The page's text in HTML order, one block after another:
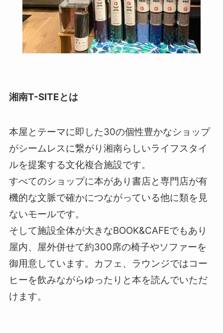
湘南T-SITEとは
本屋とテーマに即した30の個性豊かなショップ
がシームレスに繋がり湘南らしいライフスタイ
ルを提案する文化複合施設です。
すべてのショップに本があり書店と専門店が有
機的な文脈で確かにつながっている他に類を見
ないモールです。
そして施設全体が大きなBOOK&CAFEでもあり
屋内、屋外併せて約300席の椅子やソファーを
御用意しています。カフェ、ラウンジではコー
ヒーを飲みながらゆったりと本を読んでいただ
けます。